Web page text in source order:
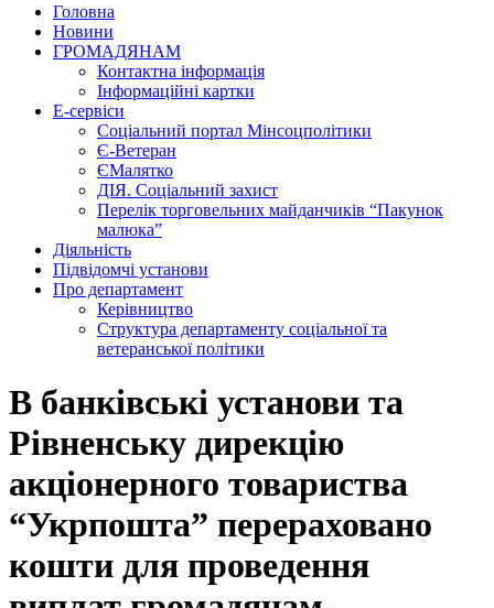
Головна
Новини
ГРОМАДЯНАМ
Контактна інформація
Інформаційні картки
Е-сервіси
Соціальний портал Мінсоцполітики
Є-Ветеран
ЄМалятко
ДІЯ. Соціальний захист
Перелік торговельних майданчиків “Пакунок
малюка”
Діяльність
Підвідомчі установи
Про департамент
Керівництво
Структура департаменту соціальної та
ветеранської політики
В банківські установи та
Рівненську дирекцію
акціонерного товариства
“Укрпошта” перераховано
кошти для проведення